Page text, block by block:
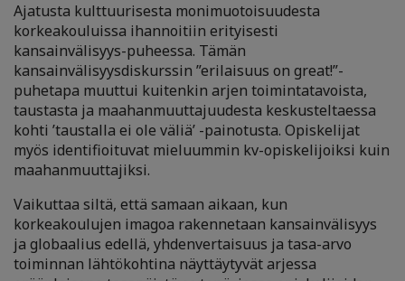
Ajatusta kulttuurisesta monimuotoisuudesta
korkeakouluissa ihannoitiin erityisesti
kansainvälisyys-puheessa. Tämän
kansainvälisyysdiskurssin ”erilaisuus on great!”-
puhetapa muuttui kuitenkin arjen toimintatavoista,
taustasta ja maahanmuuttajuudesta keskusteltaessa
kohti ’taustalla ei ole väliä’ -painotusta. Opiskelijat
myös identifioituvat mieluummin kv-opiskelijoiksi kuin
maahanmuuttajiksi.
Vaikuttaa siltä, että samaan aikaan, kun
korkeakoulujen imagoa rakennetaan kansainvälisyys
ja globaalius edellä, yhdenvertaisuus ja tasa-arvo
toiminnan lähtökohtina näyttäytyvät arjessa